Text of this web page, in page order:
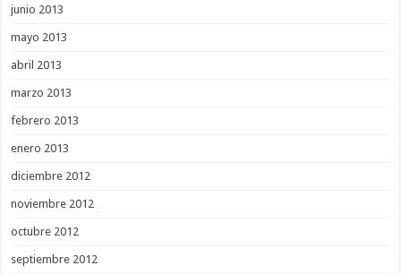
junio 2013
mayo 2013
abril 2013
marzo 2013
febrero 2013
enero 2013
diciembre 2012
noviembre 2012
octubre 2012
septiembre 2012